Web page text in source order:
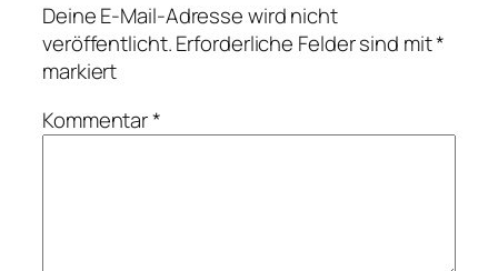
Deine E-Mail-Adresse wird nicht
veröffentlicht.Erforderliche Felder sind mit*
markiert
Kommentar*